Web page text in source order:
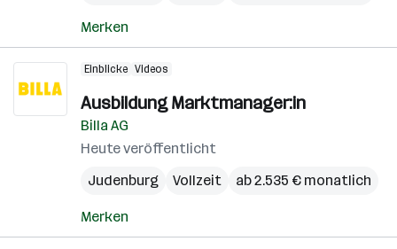
Merken
Einblicke Videos
Ausbildung Marktmanager:in
Billa AG
Heute veröffentlicht
Judenburg
Vollzeit ab 2.535 € monatlich
Merken